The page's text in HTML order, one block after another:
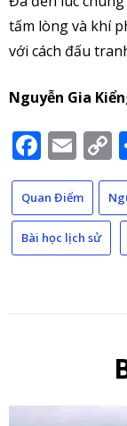
tấm lòng và khí
với cách đấu
Nguyễn Gia
Quan Điểm
Bài học lịch sử